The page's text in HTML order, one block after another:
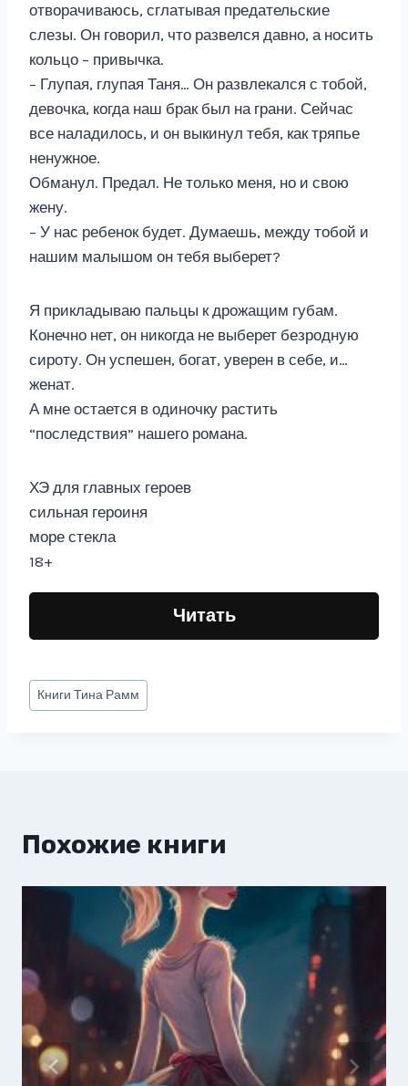
отворачиваюсь, сглатывая предательские
слезы. Он говорил, что развелся давно, а носить
кольцо – привычка.
– Глупая, глупая Таня… Он развлекался с тобой,
девочка, когда наш брак был на грани. Сейчас
все наладилось, и он выкинул тебя, как тряпье
ненужное.
Обманул. Предал. Не только меня, но и свою
жену.
– У нас ребенок будет. Думаешь, между тобой и
нашим малышом он тебя выберет?
Я прикладываю пальцы к дрожащим губам.
Конечно нет, он никогда не выберет безродную
сироту. Он успешен, богат, уверен в себе, и…
женат.
А мне остается в одиночку растить
“последствия” нашего романа.
ХЭ для главных героев
сильная героиня
море стекла
18+
Читать
Метки
записи:
КнигиТина Рамм
Похожие книги